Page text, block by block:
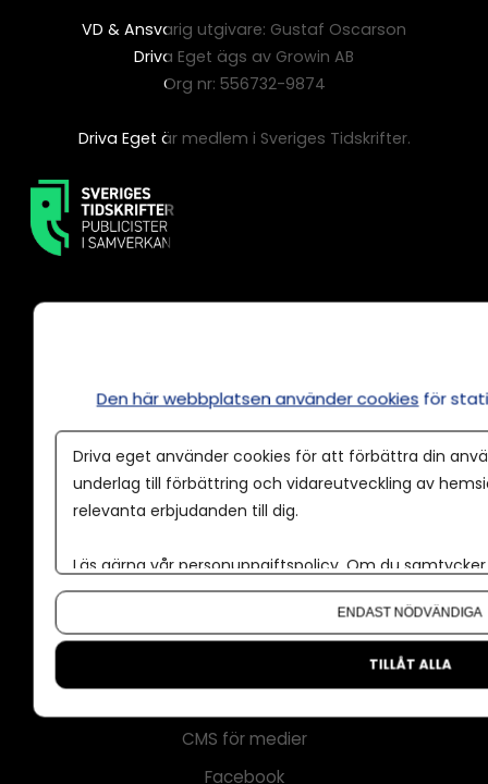
VD & Ansvarig utgivare: Gustaf Oscarson
Driva Eget ägs av Growin AB
Org nr: 556732-9874
Driva Eget är medlem i Sveriges Tidskrifter.
Annonsera
Om cookies
Våra användarvillkor
Policy för AI
Tillgänglighet
CMS för medier
Facebook
Den här webbplatsen använder cookies för
Driva eget använder cookies för att förbättra din
underlag till förbättring och vidareutveckling av
relevanta erbjudanden till dig.
Läs gärna vår personuppgiftspolicy. Om du
Om du vill ändra ditt val i efterhand hittar du den
ENDAST NÖDVÄNDIGA
TILLÅT ALLA